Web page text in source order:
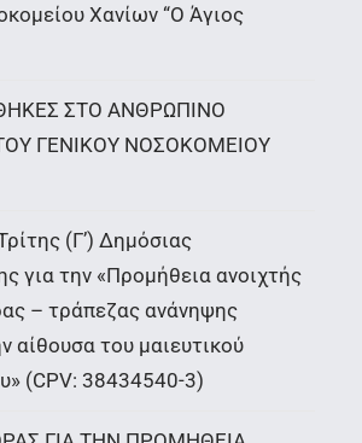
Χανίων “Ο Άγιος
ΣΤΟ ΑΝΘΡΩΠΙΝΟ
ΓΕΝΙΚΟΥ ΝΟΣΟΚΟΜΕΙΟΥ
(Γ’) Δημόσιας
για την «Προμήθεια ανοιχτής
– τράπεζας ανάνηψης
αίθουσα του μαιευτικού
(CPV: 38434540-3)